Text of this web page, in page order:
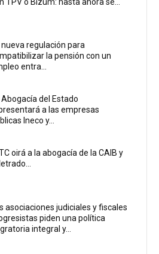
nueva regulación para
la pensión con un
entra...
Abogacía del Estado
a las empresas
Ineco y...
oirá a la abogacía de la CAIB y
asociaciones judiciales y fiscales
piden una política
integral y...